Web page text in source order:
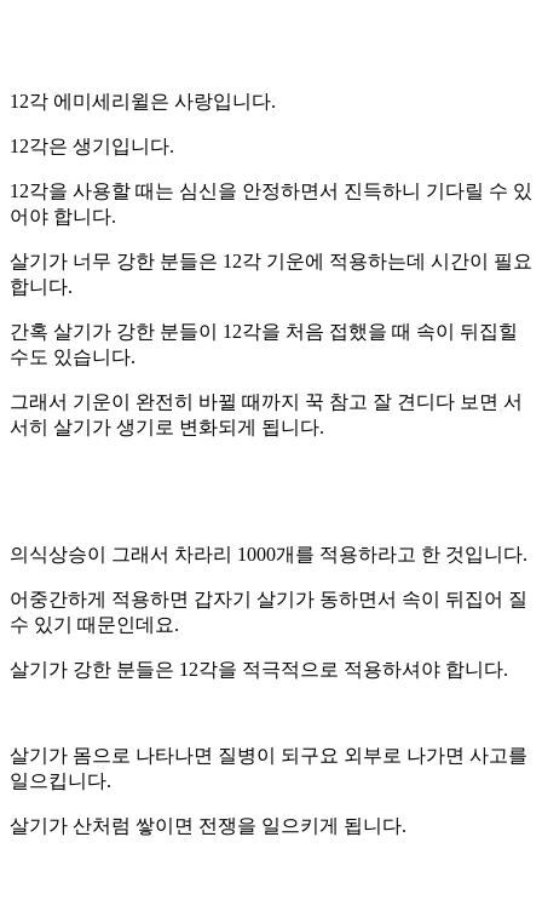
12각 에미세리윌은 사랑입니다.
12각은 생기입니다.
12각을 사용할 때는 심신을 안정하면서 진득하니 기다릴 수 있
어야 합니다.
살기가 너무 강한 분들은 12각 기운에 적용하는데 시간이 필요
합니다.
간혹 살기가 강한 분들이 12각을 처음 접했을 때 속이 뒤집힐
수도 있습니다.
그래서 기운이 완전히 바뀔 때까지 꾹 참고 잘 견디다 보면 서
서히 살기가 생기로 변화되게 됩니다.
의식상승이 그래서 차라리 1000개를 적용하라고 한 것입니다.
어중간하게 적용하면 갑자기 살기가 동하면서 속이 뒤집어 질
수 있기 때문인데요.
살기가 강한 분들은 12각을 적극적으로 적용하셔야 합니다.
살기가 몸으로 나타나면 질병이 되구요 외부로 나가면 사고를
일으킵니다.
살기가 산처럼 쌓이면 전쟁을 일으키게 됩니다.